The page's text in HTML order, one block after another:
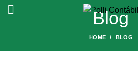
Blog
HOME BLOG